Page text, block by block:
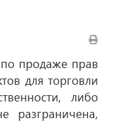
по продаже прав
для торговли
либо
разграничена,